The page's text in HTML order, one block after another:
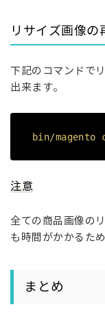
リサイズ画像の
下記のコマンドで
出来ます。
bin/magento
注意
全ての商品画像の
も時間がかかるた
まとめ